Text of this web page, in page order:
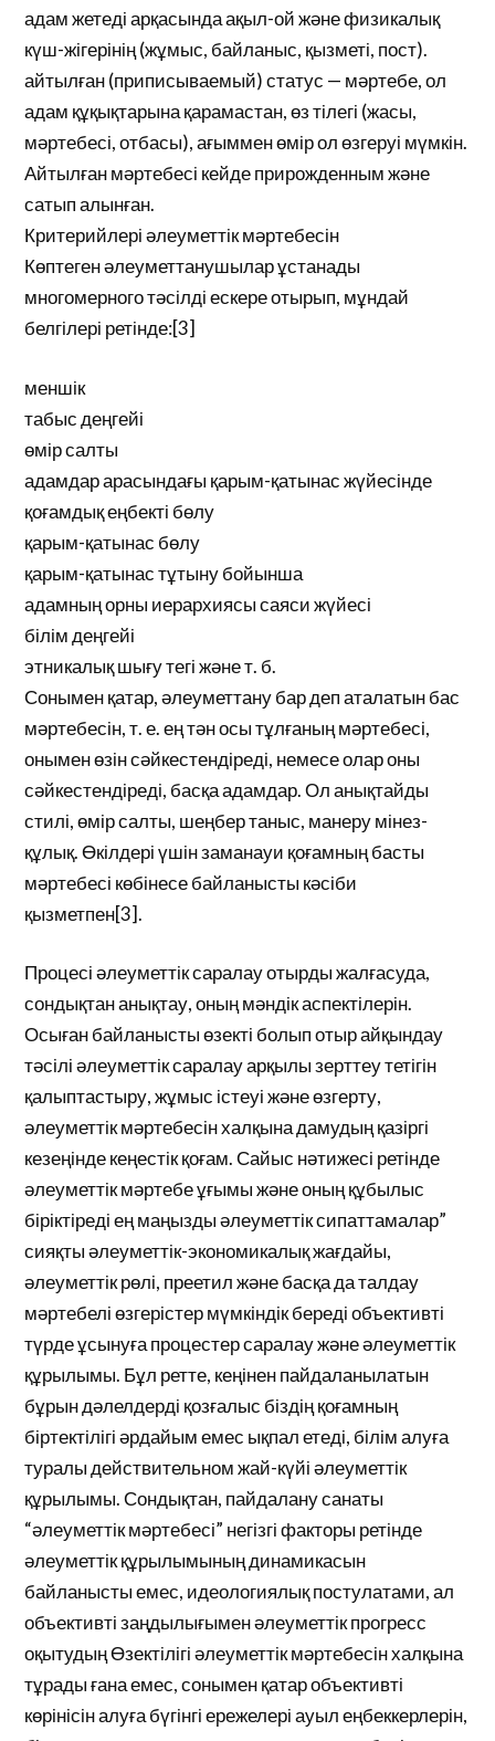
адам жетеді арқасында ақыл-ой және физикалық
күш-жігерінің (жұмыс, байланыс, қызметі, пост).
айтылған (приписываемый) статус — мәртебе, ол
адам құқықтарына қарамастан, өз тілегі (жасы,
мәртебесі, отбасы), ағыммен өмір ол өзгеруі мүмкін.
Айтылған мәртебесі кейде прирожденным және
сатып алынған.
Критерийлері әлеуметтік мәртебесін
Көптеген әлеуметтанушылар ұстанады
многомерного тәсілді ескере отырып, мұндай
белгілері ретінде:[3]
меншік
табыс деңгейі
өмір салты
адамдар арасындағы қарым-қатынас жүйесінде
қоғамдық еңбекті бөлу
қарым-қатынас бөлу
қарым-қатынас тұтыну бойынша
адамның орны иерархиясы саяси жүйесі
білім деңгейі
этникалық шығу тегі және т. б.
Сонымен қатар, әлеуметтану бар деп аталатын бас
мәртебесін, т. е. ең тән осы тұлғаның мәртебесі,
онымен өзін сәйкестендіреді, немесе олар оны
сәйкестендіреді, басқа адамдар. Ол анықтайды
стилі, өмір салты, шеңбер таныс, манеру мінез-
құлық. Өкілдері үшін заманауи қоғамның басты
мәртебесі көбінесе байланысты кәсіби
қызметпен[3].
Процесі әлеуметтік саралау отырды жалғасуда,
сондықтан анықтау, оның мәндік аспектілерін.
Осыған байланысты өзекті болып отыр айқындау
тәсілі әлеуметтік саралау арқылы зерттеу тетігін
қалыптастыру, жұмыс істеуі және өзгерту,
әлеуметтік мәртебесін халқына дамудың қазіргі
кезеңінде кеңестік қоғам. Сайыс нәтижесі ретінде
әлеуметтік мәртебе ұғымы және оның құбылыс
біріктіреді ең маңызды әлеуметтік сипаттамалар”
сияқты әлеуметтік-экономикалық жағдайы,
әлеуметтік рөлі, преетил және басқа да талдау
мәртебелі өзгерістер мүмкіндік береді объективті
түрде ұсынуға процестер саралау және әлеуметтік
құрылымы. Бұл ретте, кеңінен пайдаланылатын
бұрын дәлелдерді қозғалыс біздің қоғамның
біртектілігі әрдайым емес ықпал етеді, білім алуға
туралы действительном жай-күйі әлеуметтік
құрылымы. Сондықтан, пайдалану санаты
“әлеуметтік мәртебесі” негізгі факторы ретінде
әлеуметтік құрылымының динамикасын
байланысты емес, идеологиялық постулатами, ал
объективті заңдылығымен әлеуметтік прогресс
оқытудың Өзектілігі әлеуметтік мәртебесін халқына
тұрады ғана емес, сонымен қатар объективті
көрінісін алуға бүгінгі ережелері ауыл еңбеккерлерін,